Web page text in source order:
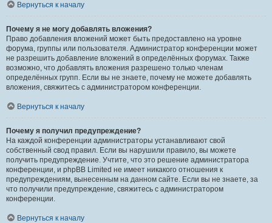
Вернуться к началу
Почему я не могу добавлять вложения?
Право добавления вложений может быть предоставлено на уровне
форума, группы или пользователя. Администратор конференции может
не разрешить добавление вложений в определённых форумах. Также
возможно, что добавлять вложения разрешено только членам
определённых групп. Если вы не знаете, почему не можете добавлять
вложения, свяжитесь с администратором конференции.
Вернуться к началу
Почему я получил предупреждение?
На каждой конференции администраторы устанавливают свой
собственный свод правил. Если вы нарушили правило, вы можете
получить предупреждение. Учтите, что это решение администратора
конференции, и phpBB Limited не имеет никакого отношения к
предупреждениям, вынесенным на данном сайте. Если вы не знаете, за
что получили предупреждение, свяжитесь с администратором
конференции.
Вернуться к началу